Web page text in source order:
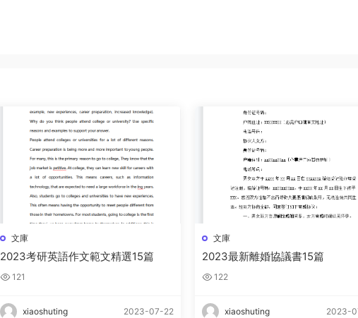
文庫
2023考研英語作文範文精選15篇
121
xiaoshuting 2023-07-22
文庫
2023最新離婚協議書15篇
122
xiaoshuting 2023-